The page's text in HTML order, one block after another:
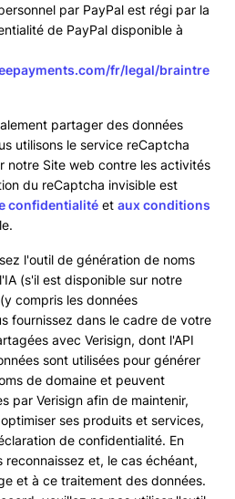
par PayPal est régi par la
de PayPal disponible à
fr/legal/braintre
partager des données
utilisons le service reCaptcha
notre Site web contre les activités
du reCaptcha invisible est
confidentialité et aux conditions
l'outil de génération de noms
(s'il est disponible sur notre
compris les données
fournissez dans le cadre de votre
avec Verisign, dont l'API
sont utilisées pour générer
de domaine et peuvent
par Verisign afin de maintenir,
ses produits et services,
de confidentialité. En
reconnaissez et, le cas échéant,
et à ce traitement des données.